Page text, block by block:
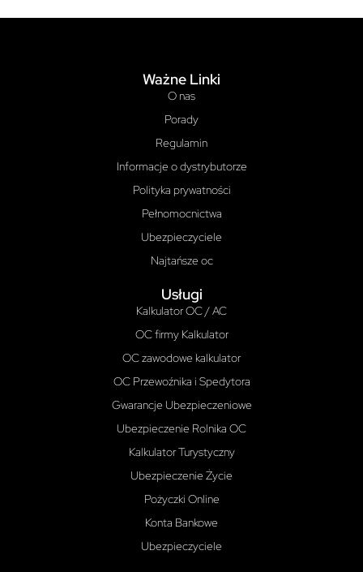
Ważne Linki
O nas
Porady
Regulamin
Informacje o dystrybutorze
Polityka prywatności
Pełnomocnictwa
Ubezpieczyciele
Najtańsze oc
Usługi
Kalkulator OC / AC
OC firmy Kalkulator
OC zawodowe kalkulator
OC Przewoźnika i Spedytora
Gwarancje Ubezpieczeniowe
Ubezpieczenie Rolnika OC
Kalkulator Turystyczny
Ubezpieczenie Życie
Pożyczki Online
Konta Bankowe
Ubezpieczyciele